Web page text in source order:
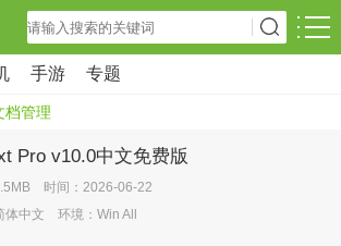
手游 专题
档管理
Pro v10.0中文免费版
时间：2026-06-22
体中文 环境：Win All